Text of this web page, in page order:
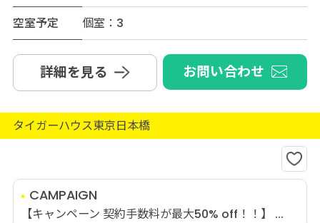
空室予定
個室：3
詳細を見る お問い合わせ
タイガーハウス東京日本橋
CAMPAIGN
【キャンペーン 契約手数料が最大50% off！！】 ...